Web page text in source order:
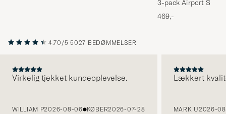
3-pack Airport
Melange
469,-
4.70/5 5027 BEDØMMELSER
Virkelig tjekket kundeoplevelse.
WILLIAM P2026-08-06 KØBER2026-07-28
Lækkert
MARK U2026-